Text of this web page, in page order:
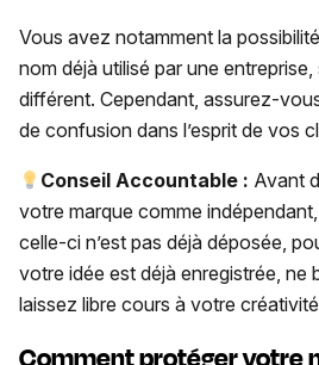
Vous avez notamment la
nom déjà utilisé par une entreprise,
différent. Cependant, assurez-
de confusion dans l’esprit de vos
Conseil Accountable : Avant
votre marque comme
celle-ci n’est pas déjà déposée,
votre idée est déjà enregistrée, ne
laissez libre cours à votre